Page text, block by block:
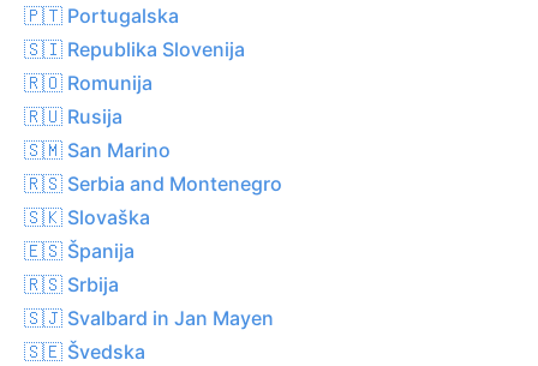
🇵🇹 Portugalska
🇸🇮 Republika Slovenija
🇷🇴 Romunija
🇷🇺 Rusija
🇸🇲 San Marino
🇷🇸 Serbia and Montenegro
🇸🇰 Slovaška
🇪🇸 Španija
🇷🇸 Srbija
🇸🇯 Svalbard in Jan Mayen
🇸🇪 Švedska